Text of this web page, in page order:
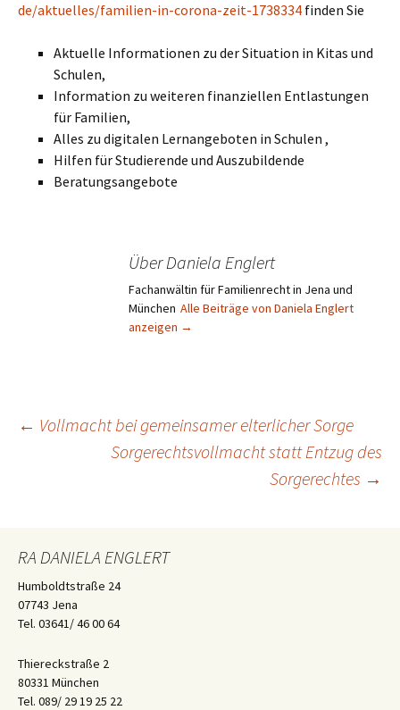
de/aktuelles/familien-in-corona-zeit-1738334 finden Sie
Aktuelle Informationen zu der Situation in Kitas und
Schulen,
Information zu weiteren finanziellen Entlastungen
für Familien,
Alles zu digitalen Lernangeboten in Schulen ,
Hilfen für Studierende und Auszubildende
Beratungsangebote
Über Daniela Englert
Fachanwältin für Familienrecht in Jena und
München Alle Beiträge von Daniela Englert
anzeigen →
Beitragsnavigation
← Vollmacht bei gemeinsamer elterlicher Sorge
Sorgerechtsvollmacht statt Entzug des
Sorgerechtes →
RA DANIELA ENGLERT
Humboldtstraße 24
07743 Jena
Tel. 03641/ 46 00 64
Thiereckstraße 2
80331 München
Tel. 089/ 29 19 25 22